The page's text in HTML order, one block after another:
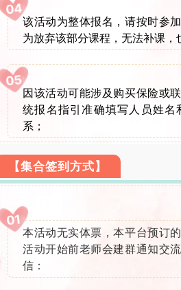
04
该活动为整体报名，请按时参
为放弃该部分课程，无法补课，
05
因该活动可能涉及购买保险或
统报名指引准确填写人员姓
系；
【集合签到方式】
01
本活动无实体票，本平台预订
活动开始前老师会建群通知交
信：